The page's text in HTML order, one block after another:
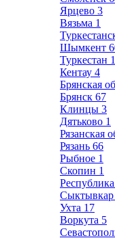
Ярцево 3
Вязьма 1
Шымкент
Туркестан
Кентау 4
Брянская
Брянск 67
Клинцы 3
Дятьково 1
Рязанская
Рязань 66
Рыбное 1
Скопин 1
Сыктывкар
Ухта 17
Воркута 5